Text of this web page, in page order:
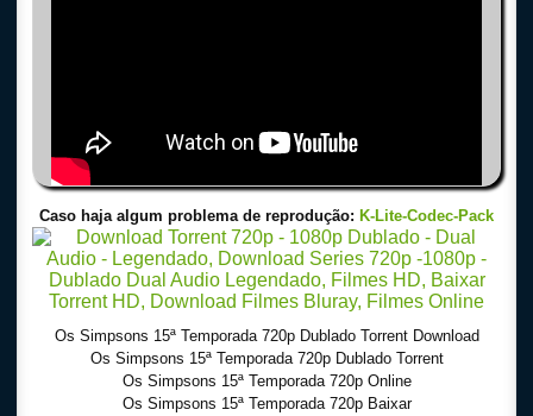
Caso haja algum problema de reprodução: K-Lite-Codec-Pack
Os Simpsons 15ª Temporada 720p Dublado Torrent Download
Os Simpsons 15ª Temporada 720p Dublado Torrent
Os Simpsons 15ª Temporada 720p Online
Os Simpsons 15ª Temporada 720p Baixar